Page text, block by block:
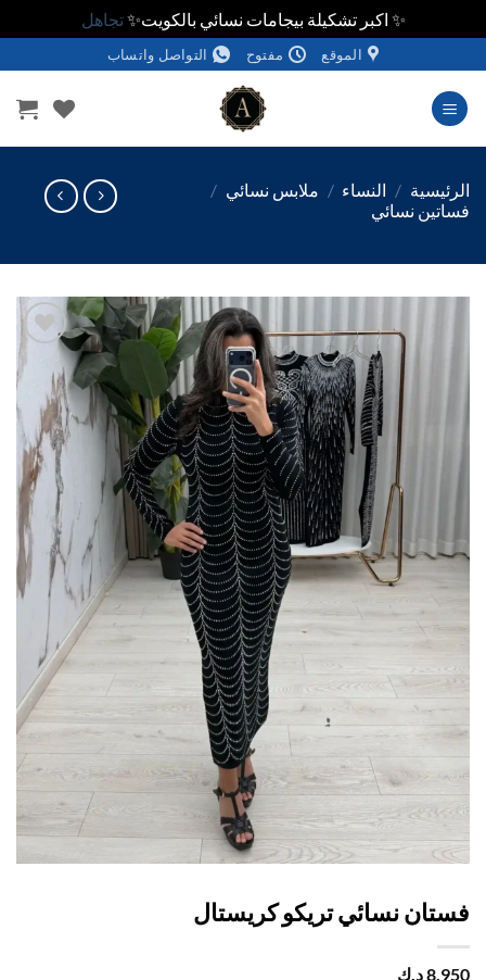
✨ اكبر تشكيلة بيجامات نسائي بالكويت✨تجاهل
الموقع مفتوح التواصل واتساب
/ النساء / ملابس نسائي /
نسائي
اضف
الي
المفضلة
نسائي تريكو كريستال
د.ك